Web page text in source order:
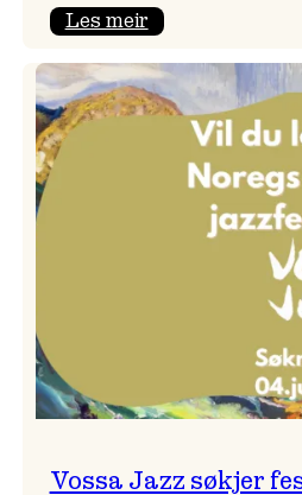
Les meir:
Vossa Jazz søkjer